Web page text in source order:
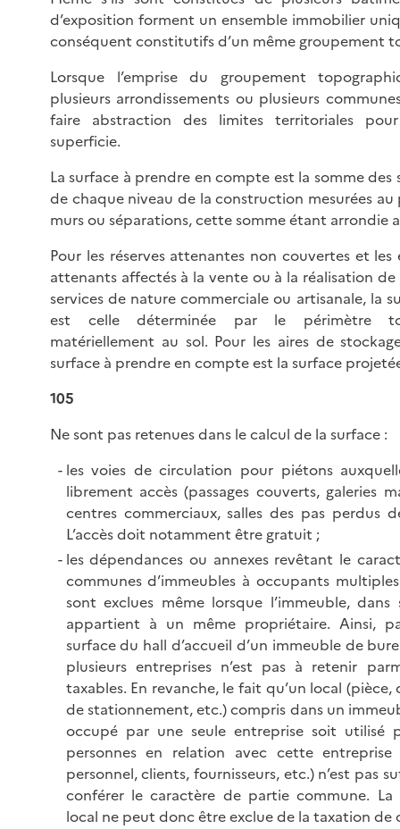
d’exposition forment un ensemble immobilier
conséquent constitutifs d’un même groupement
Lorsque l’emprise du groupement
plusieurs arrondissements ou plusieurs
faire abstraction des limites territoriales
superficie.
La surface à prendre en compte est la somme des
de chaque niveau de la construction mesurées
murs ou séparations, cette somme étant arrondie
Pour les réserves attenantes non couvertes et les
attenants affectés à la vente ou à la réalisation
services de nature commerciale ou artisanale, la
est celle déterminée par le périmètre
matériellement au sol. Pour les aires de
surface à prendre en compte est la surface
105
Ne sont pas retenues dans le calcul de la surface :
les voies de circulation pour piétons
librement accès (passages couverts, galeries
centres commerciaux, salles des pas perdus
L’accès doit notamment être gratuit ;
les dépendances ou annexes revêtant le
communes d’immeubles à occupants
sont exclues même lorsque l’immeuble, dans
appartient à un même propriétaire. Ainsi,
surface du hall d’accueil d’un immeuble de
plusieurs entreprises n’est pas à retenir
taxables. En revanche, le fait qu’un local (pièce,
de stationnement, etc.) compris dans un
occupé par une seule entreprise soit utilisé
personnes en relation avec cette entreprise
personnel, clients, fournisseurs, etc.) n’est pas
conférer le caractère de partie commune.
local ne peut donc être exclue de la taxation de